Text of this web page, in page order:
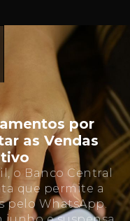
por
as Vendas
o Banco Central
que permite a
pelo WhatsApp.